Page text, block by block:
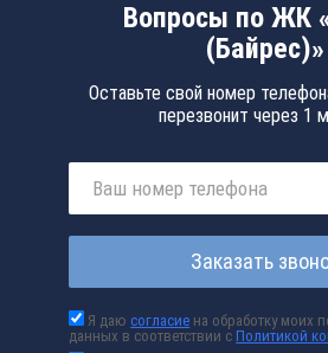
Вопросы по ЖК
(Байрес)»
Оставьте свой номер
перезвонит через 1
Заказать
Я даюсогласие на обработку моих
данных в соответствии сПолитикой